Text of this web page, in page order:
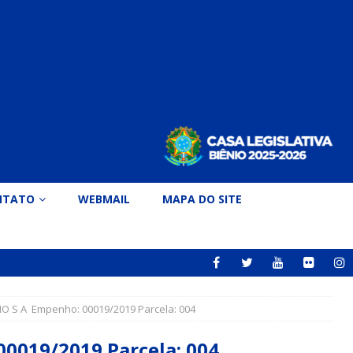
WEBMAIL MAPA DO SITE
S A Empenho: 00019/2019 Parcela: 004